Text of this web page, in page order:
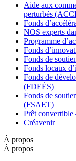
Aide aux
perturbés
Fonds
NOS experts
Programme
Fonds
Fonds de
Fonds locaux
Fonds de
(FDEÉS)
Fonds de
(FSAET)
Prêt
Créavenir
À propos
À propos